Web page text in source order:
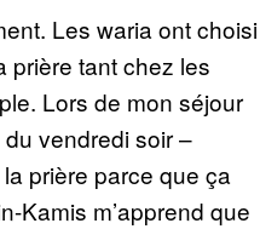
Les waria ont choisi
prière tant chez les
Lors de mon séjour
vendredi soir –
prière parce que ça
Kamis m’apprend que